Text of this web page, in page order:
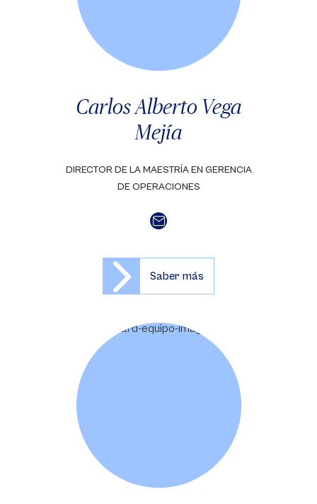
Carlos Alberto Vega
Mejía
DIRECTOR DE LA MAESTRÍA EN GERENCIA
DE OPERACIONES
Saber más